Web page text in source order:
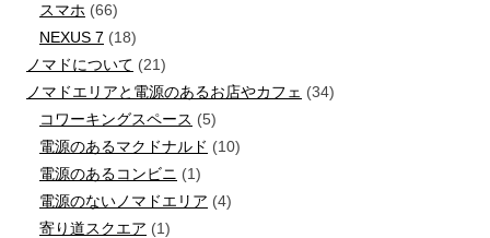
スマホ (66)
NEXUS 7 (18)
ノマドについて (21)
ノマドエリアと電源のあるお店やカフェ (34)
コワーキングスペース (5)
電源のあるマクドナルド (10)
電源のあるコンビニ (1)
電源のないノマドエリア (4)
寄り道スクエア (1)